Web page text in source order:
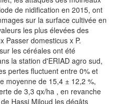
de nidification en 2015, ont
sur la surface cultivée en
les plus élevées des
Passer domesticus x P.
les céréales ont été
la station d'ERIAD agro sud,
pertes fluctuent entre 0% et
moyenne de 15,4 ± 12,2 %,
de 3,3 qx/ha , en revanche
Hassi Miloud les dégâts